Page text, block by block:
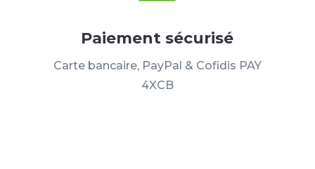
Paiement sécurisé
Carte bancaire, PayPal & Cofidis PAY
4XCB